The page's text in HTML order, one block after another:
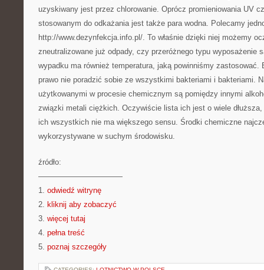
uzyskiwany jest przez chlorowanie. Oprócz promieniowania UV
stosowanym do odkażania jest także para wodna. Polecamy
http://www.dezynfekcja.info.pl/. To właśnie dzięki niej możemy
zneutralizowane już odpady, czy przeróżnego typu wyposażenie
wypadku ma również temperatura, jaką powinniśmy zastosować.
prawo nie poradzić sobie ze wszystkimi bakteriami i bakteriami.
użytkowanymi w procesie chemicznym są pomiędzy innymi
związki metali ciężkich. Oczywiście lista ich jest o wiele
ich wszystkich nie ma większego sensu. Środki chemiczne
wykorzystywane w suchym środowisku.
źródło:
———————————
1. odwiedź witrynę
2. kliknij aby zobaczyć
3. więcej tutaj
4. pełna treść
5. poznaj szczegóły